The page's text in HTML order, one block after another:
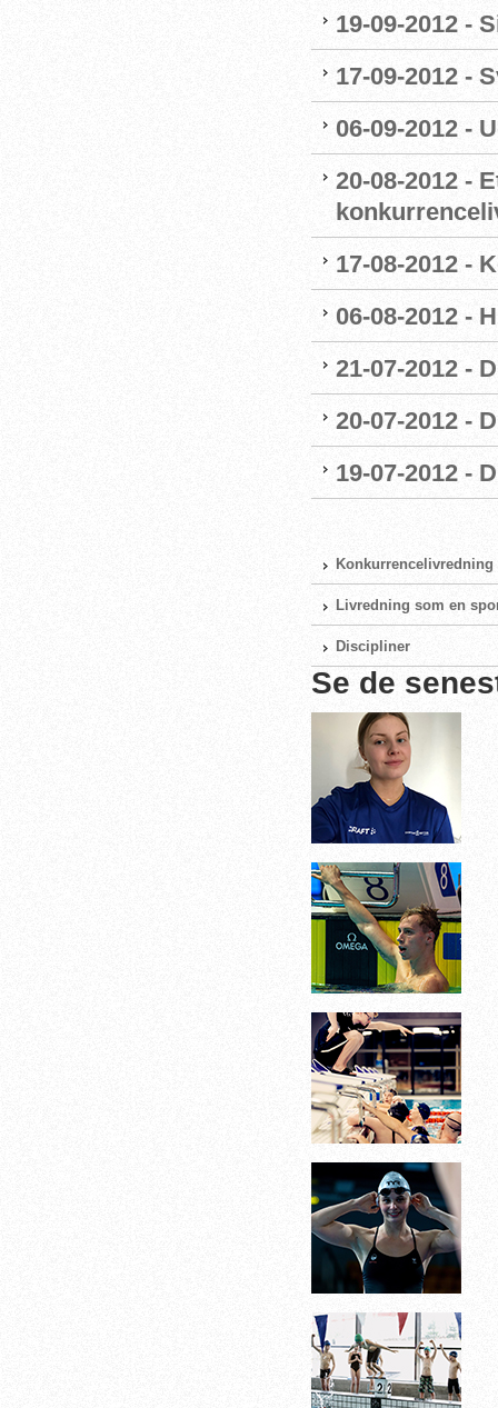
19-09-2012 -
17-09-2012 -
06-09-2012 -
20-08-2012 -
17-08-2012 -
06-08-2012 -
21-07-2012 -
20-07-2012 -
19-07-2012 -
Konkurrencelivredning
Livredning som en
Discipliner
Se de